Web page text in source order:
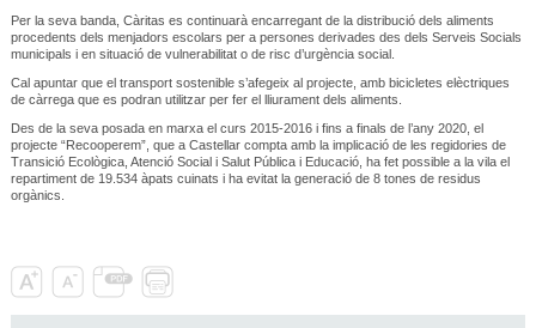
Per la seva banda, Càritas es continuarà encarregant de la distribució dels aliments
procedents dels menjadors escolars per a persones derivades des dels Serveis Socials
municipals i en situació de vulnerabilitat o de risc d’urgència social.
Cal apuntar que el transport sostenible s’afegeix al projecte, amb bicicletes elèctriques
de càrrega que es podran utilitzar per fer el lliurament dels aliments.
Des de la seva posada en marxa el curs 2015-2016 i fins a finals de l’any 2020, el
projecte “Recooperem”, que a Castellar compta amb la implicació de les regidories de
Transició Ecològica, Atenció Social i Salut Pública i Educació, ha fet possible a la vila el
repartiment de 19.534 àpats cuinats i ha evitat la generació de 8 tones de residus
orgànics.